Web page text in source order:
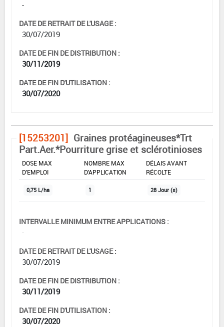
-
DATE DE RETRAIT DE L'USAGE :
30/07/2019
DATE DE FIN DE DISTRIBUTION :
30/11/2019
DATE DE FIN D'UTILISATION :
30/07/2020
[15253201] Graines protéagineuses*Trt
Part.Aer.*Pourriture grise et sclérotinioses
DOSE MAX
D'EMPLOI
NOMBRE MAX
D'APPLICATION
DÉLAIS AVANT
RÉCOLTE
0,75 L/ha 1 28 Jour (s)
INTERVALLE MINIMUM ENTRE APPLICATIONS :
-
DATE DE RETRAIT DE L'USAGE :
30/07/2019
DATE DE FIN DE DISTRIBUTION :
30/11/2019
DATE DE FIN D'UTILISATION :
30/07/2020